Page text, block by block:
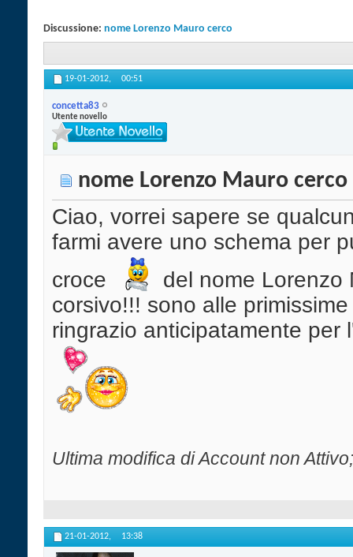
Discussione: nome Lorenzo Mauro cerco
19-01-2012, 00:51
concetta83
Utente novello
nome Lorenzo Mauro cerco
Ciao, vorrei sapere se
farmi avere uno schema per
croce
del nome Lorenzo
corsivo!!! sono alle
ringrazio anticipatamente per
Ultima modifica di Account non
21-01-2012, 13:38